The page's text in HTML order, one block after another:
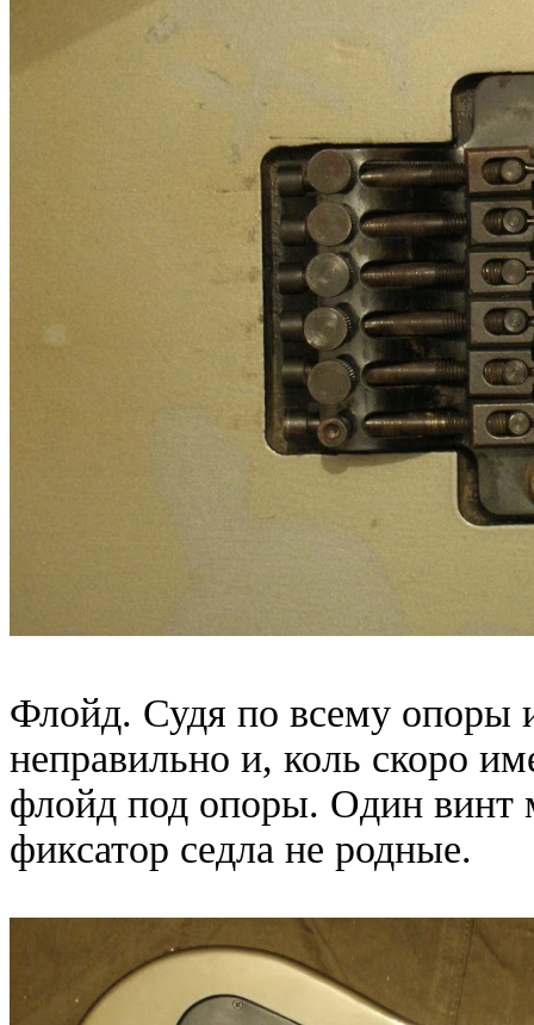
Флойд. Судя по всему опоры
неправильно и, коль скоро
флойд под опоры. Один винт
фиксатор седла не родные.